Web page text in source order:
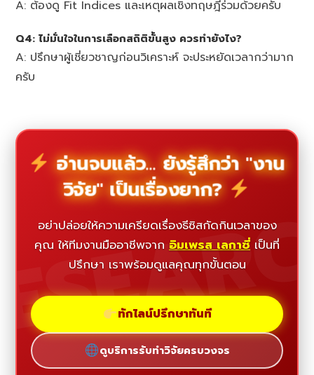
A: ต้องดู Fit Indices และเหตุผลเชิงทฤษฎีร่วมด้วยครับ
Q4: ไม่มั่นใจในการเลือกสถิติขั้นสูง ควรทำยังไง?
A: ปรึกษาผู้เชี่ยวชาญก่อนวิเคราะห์ จะประหยัดเวลากว่ามาก
ครับ
อ่านจบแล้ว... ยังรู้สึกว่า "งาน
วิจัย" เป็นเรื่องยาก?
อย่าปล่อยให้ความเครียดเรื่องธีซิสกัดกินเวลาของ
คุณ ให้ทีมงานมืออาชีพจาก อิมเพรส เลกาซี่ เป็นที่
ปรึกษา เราพร้อมดูแลคุณทุกขั้นตอน
ทักไลน์ปรึกษาทันที
ดูบริการรับทำวิจัยครบวงจร